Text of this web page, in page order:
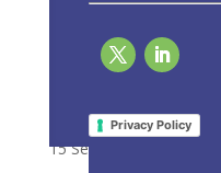
Privacy Policy
accelerare
15 September 2017